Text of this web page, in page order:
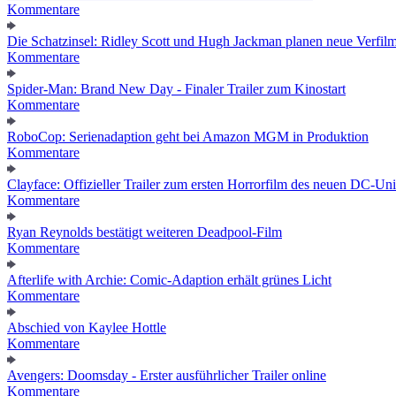
Kommentare
Die Schatzinsel: Ridley Scott und Hugh Jackman planen neue
Kommentare
Spider-Man: Brand New Day - Finaler Trailer zum Kinostart
Kommentare
RoboCop: Serienadaption geht bei Amazon MGM in Produktion
Kommentare
Clayface: Offizieller Trailer zum ersten Horrorfilm des neuen DC-
Kommentare
Ryan Reynolds bestätigt weiteren Deadpool-Film
Kommentare
Afterlife with Archie: Comic-Adaption erhält grünes Licht
Kommentare
Abschied von Kaylee Hottle
Kommentare
Avengers: Doomsday - Erster ausführlicher Trailer online
Kommentare